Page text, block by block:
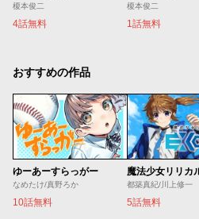
榎本俊二
4話無料
榎本俊二
1話無料
おすすめの作品
ゆーあーすらっがー
なめたけ/真野ろか
10話無料
都築真紀/川上修一
5話無料